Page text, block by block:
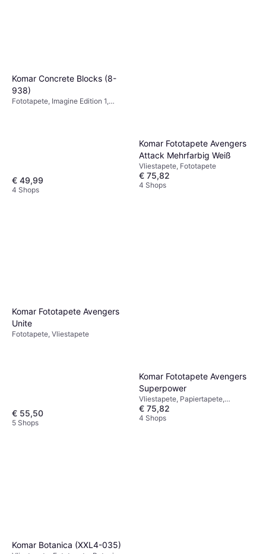
Komar Concrete Blocks (8-
938)
Fototapete, Imagine Edition 1,
€ 49,99
4 Shops
Komar Fototapete Avengers
Attack Mehrfarbig Weiß
Vliestapete, Fototapete
€ 75,82
4 Shops
Komar Fototapete Avengers
Unite
Fototapete, Vliestapete
€ 55,50
5 Shops
Komar Fototapete Avengers
Superpower
Vliestapete, Papiertapete,
Gewebetapete, Fototapete
€ 75,82
4 Shops
Komar Botanica (XXL4-035)